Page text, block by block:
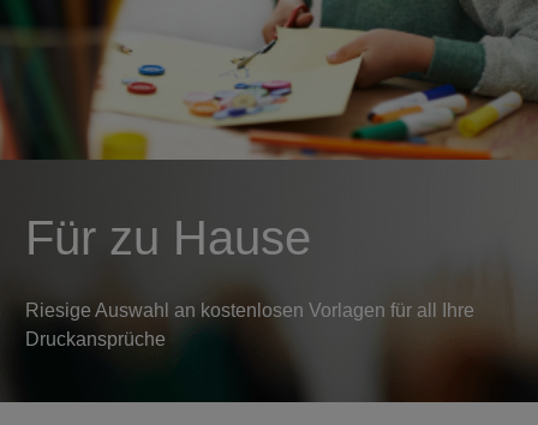
Für zu Hause
Riesige Auswahl an kostenlosen Vorlagen für all Ihre
Druckansprüche